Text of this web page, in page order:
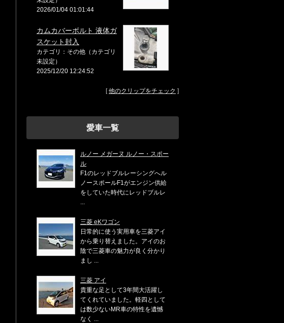
2026/01/04 01:01:44
カムカバーボルト 液体ガ
スケット封入
カテゴリ：その他（カテゴリ
未設定）
2025/12/20 12:24:52
[他のクリップをチェック ]
愛車一覧
ルノー メガーヌ ルノー・スポー
ル
F1のレッドブルレーシングへル
ノースポールF1がエンジン供給
をしていた時代にレッドブルレ
...
三菱 eKワゴン
日常的に使う実用車を三菱アイ
から乗り替えました。アイのお
陰で三菱車の魅力が良く分かり
まし ...
三菱 アイ
貴重な足として3年間大活躍し
てくれていました。軽四として
は数少ないMR車の特性を遺憾
なく ...